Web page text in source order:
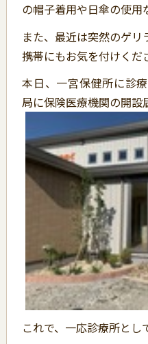
の帽子着用や日傘の使
また、最近は突然のゲ
携帯にもお気を付けくだ
本日、一宮保健所に診
局に保険医療機関の開設
これで、一応診療所とし